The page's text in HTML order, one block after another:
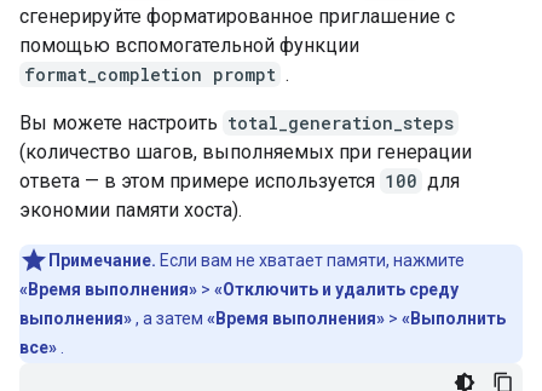
сгенерируйте форматированное приглашение с
помощью вспомогательной функции
format_completion prompt .
Вы можете настроить total_generation_steps
(количество шагов, выполняемых при генерации
ответа — в этом примере используется 100 для
экономии памяти хоста).
Примечание. Если вам не хватает памяти, нажмите
«Время выполнения» > «Отключить и удалить среду
выполнения», а затем «Время выполнения» > «Выполнить
все»